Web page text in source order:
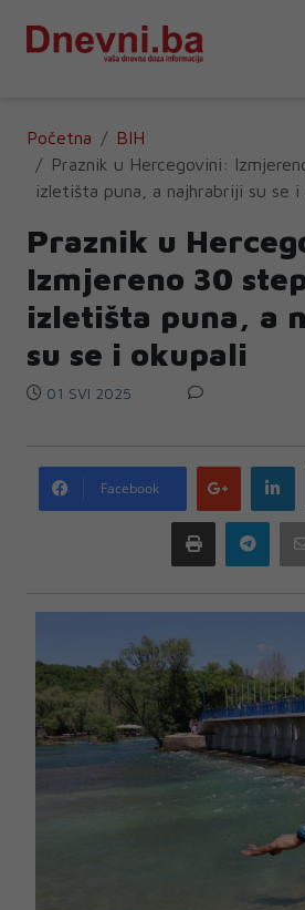
Početna
BIH
Praznik u Hercegovini:
izletišta puna, a najhrabriji su se i
Praznik u
Izmjereno 30
izletišta puna, a
su se i okupali
01 SVI 2025
Facebook
Google
plus
Print